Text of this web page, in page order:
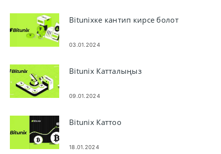
Bitunixке кантип кирсе болот
03.01.2024
Bitunix Катталыңыз
09.01.2024
Bitunix Каттоо
18.01.2024